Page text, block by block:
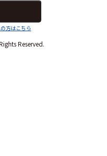
方はこちら
Reserved.